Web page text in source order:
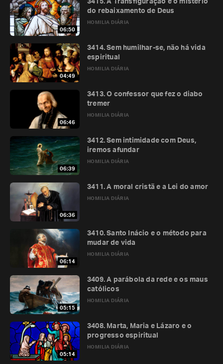
06:50
HOMILIA DIÁRIA
3415. A Transfiguração e o mistério
do rebaixamento de Deus
04:49
HOMILIA DIÁRIA
3414. Sem humilhar-se, não há vida
espiritual
06:46
HOMILIA DIÁRIA
3413. O confessor que fez o diabo
tremer
06:39
HOMILIA DIÁRIA
3412. Sem intimidade com Deus,
iremos afundar
06:36
HOMILIA DIÁRIA
3411. A moral cristã e a Lei do amor
06:14
HOMILIA DIÁRIA
3410. Santo Inácio e o método para
mudar de vida
05:15
HOMILIA DIÁRIA
3409. A parábola da rede e os maus
católicos
05:14
HOMILIA DIÁRIA
3408. Marta, Maria e Lázaro e o
progresso espiritual